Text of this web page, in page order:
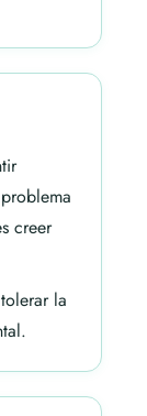
creer
la